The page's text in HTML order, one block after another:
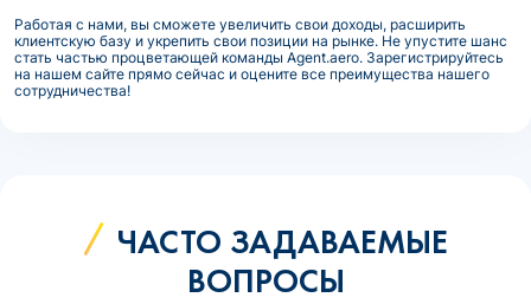
Работая с нами, вы сможете увеличить свои доходы, расширить
клиентскую базу и укрепить свои позиции на рынке. Не упустите шанс
стать частью процветающей команды Agent.aero. Зарегистрируйтесь
на нашем сайте прямо сейчас и оцените все преимущества нашего
сотрудничества!
ЧАСТО ЗАДАВАЕМЫЕ
ВОПРОСЫ